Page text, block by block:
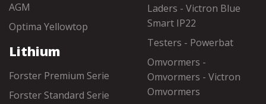
AGM
Optima Yellowtop
Lithium
Forster Premium Serie
Forster Standard Serie
Laders - Victron Blue
Smart IP22
Testers - Powerbat
Omvormers -
Omvormers - Victron
Omvormers